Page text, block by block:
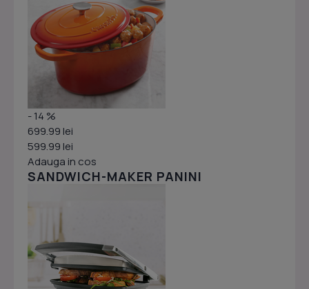
- 14 %
699.99 lei
599.99 lei
Adauga in cos
SANDWICH-MAKER PANINI